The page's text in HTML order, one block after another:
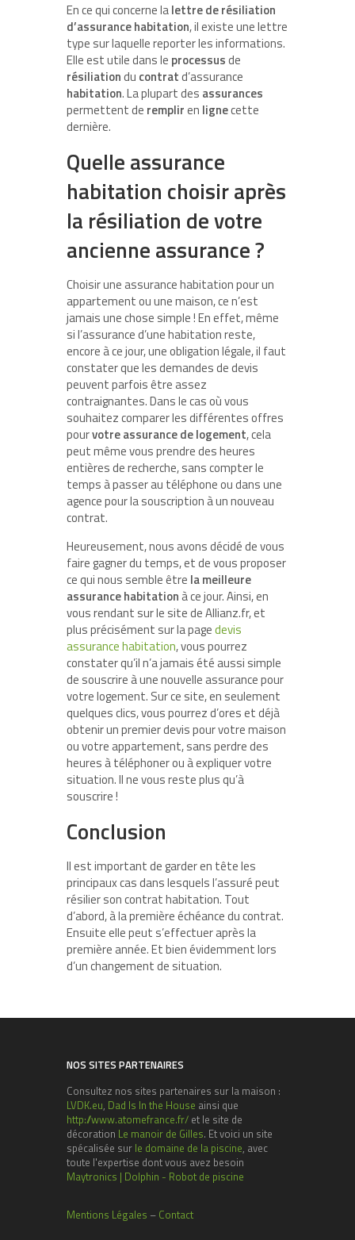
En ce qui concerne lalettre derésiliation
d’assurancehabitation, il existe une lettre
type sur laquelle reporter les informations.
Elle est utile dans le processusde
résiliationdu contratd’assurance
habitation. La plupart des assurances
permettent de rempliren lignecette
dernière.
Quelle assurance
habitation choisir après
la résiliation de votre
ancienne assurance ?
Choisir une assurance habitation pour un
appartement ou une maison, ce n’est
jamais une chose simple ! En effet, même
si l’assurance d’une habitation reste,
encore à ce jour, une obligation légale, il faut
constater que les demandes de devis
peuvent parfois être assez
contraignantes. Dans le cas où vous
souhaitez comparer les différentes offres
pourvotre assurance de logement, cela
peut même vous prendre des heures
entières de recherche, sans compter le
temps à passer au téléphone ou dans une
agence pour la souscription à un nouveau
contrat.
Heureusement, nous avons décidé de vous
faire gagner du temps, et de vous proposer
ce qui nous semble être la meilleure
assurance habitation à ce jour. Ainsi, en
vous rendant sur le site de Allianz.fr, et
plus précisément sur la pagedevis
assurance habitation, vous pourrez
constater qu’il n’a jamais été aussi simple
de souscrire à une nouvelle assurance pour
votre logement. Sur ce site, en seulement
quelques clics, vous pourrez d’ores et déjà
obtenir un premier devis pour votre maison
ou votre appartement, sans perdre des
heures à téléphoner ou à expliquer votre
situation. Il ne vous reste plus qu’à
souscrire !
Conclusion
Il est important de garder en tête les
principaux cas dans lesquels l’assuré peut
résilier son contrat habitation. Tout
d’abord, à la première échéance du contrat.
Ensuite elle peut s’effectuer après la
première année. Et bien évidemment lors
d’un changement de situation.
NOS SITES PARTENAIRES
Consultez nos sites partenaires sur la maison :
LVDK.eu, Dad Is In the House ainsi que
http://www.atomefrance.fr/ et le site de
décoration Le manoir de Gilles. Et voici un site
spécalisée sur le domaine de la piscine, avec
toute l'expertise dont vous avez besoin
Maytronics | Dolphin - Robot de piscine
Mentions Légales – Contact